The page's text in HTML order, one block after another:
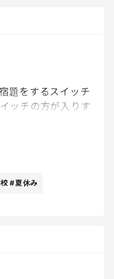
だ。
歩いて、
題をするスイッチ
ッチの方が入りす
#夏休み